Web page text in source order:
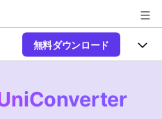
無料ダウンロード
ト